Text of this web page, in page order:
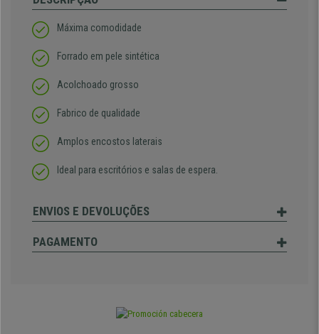
Máxima comodidade
Forrado em pele sintética
Acolchoado grosso
Fabrico de qualidade
Amplos encostos laterais
Ideal para escritórios e salas de espera.
ENVIOS E DEVOLUÇÕES
PAGAMENTO